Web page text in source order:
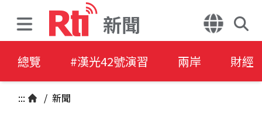
新聞
總覽 #漢光42號演習 兩岸 財經
::: / 新聞